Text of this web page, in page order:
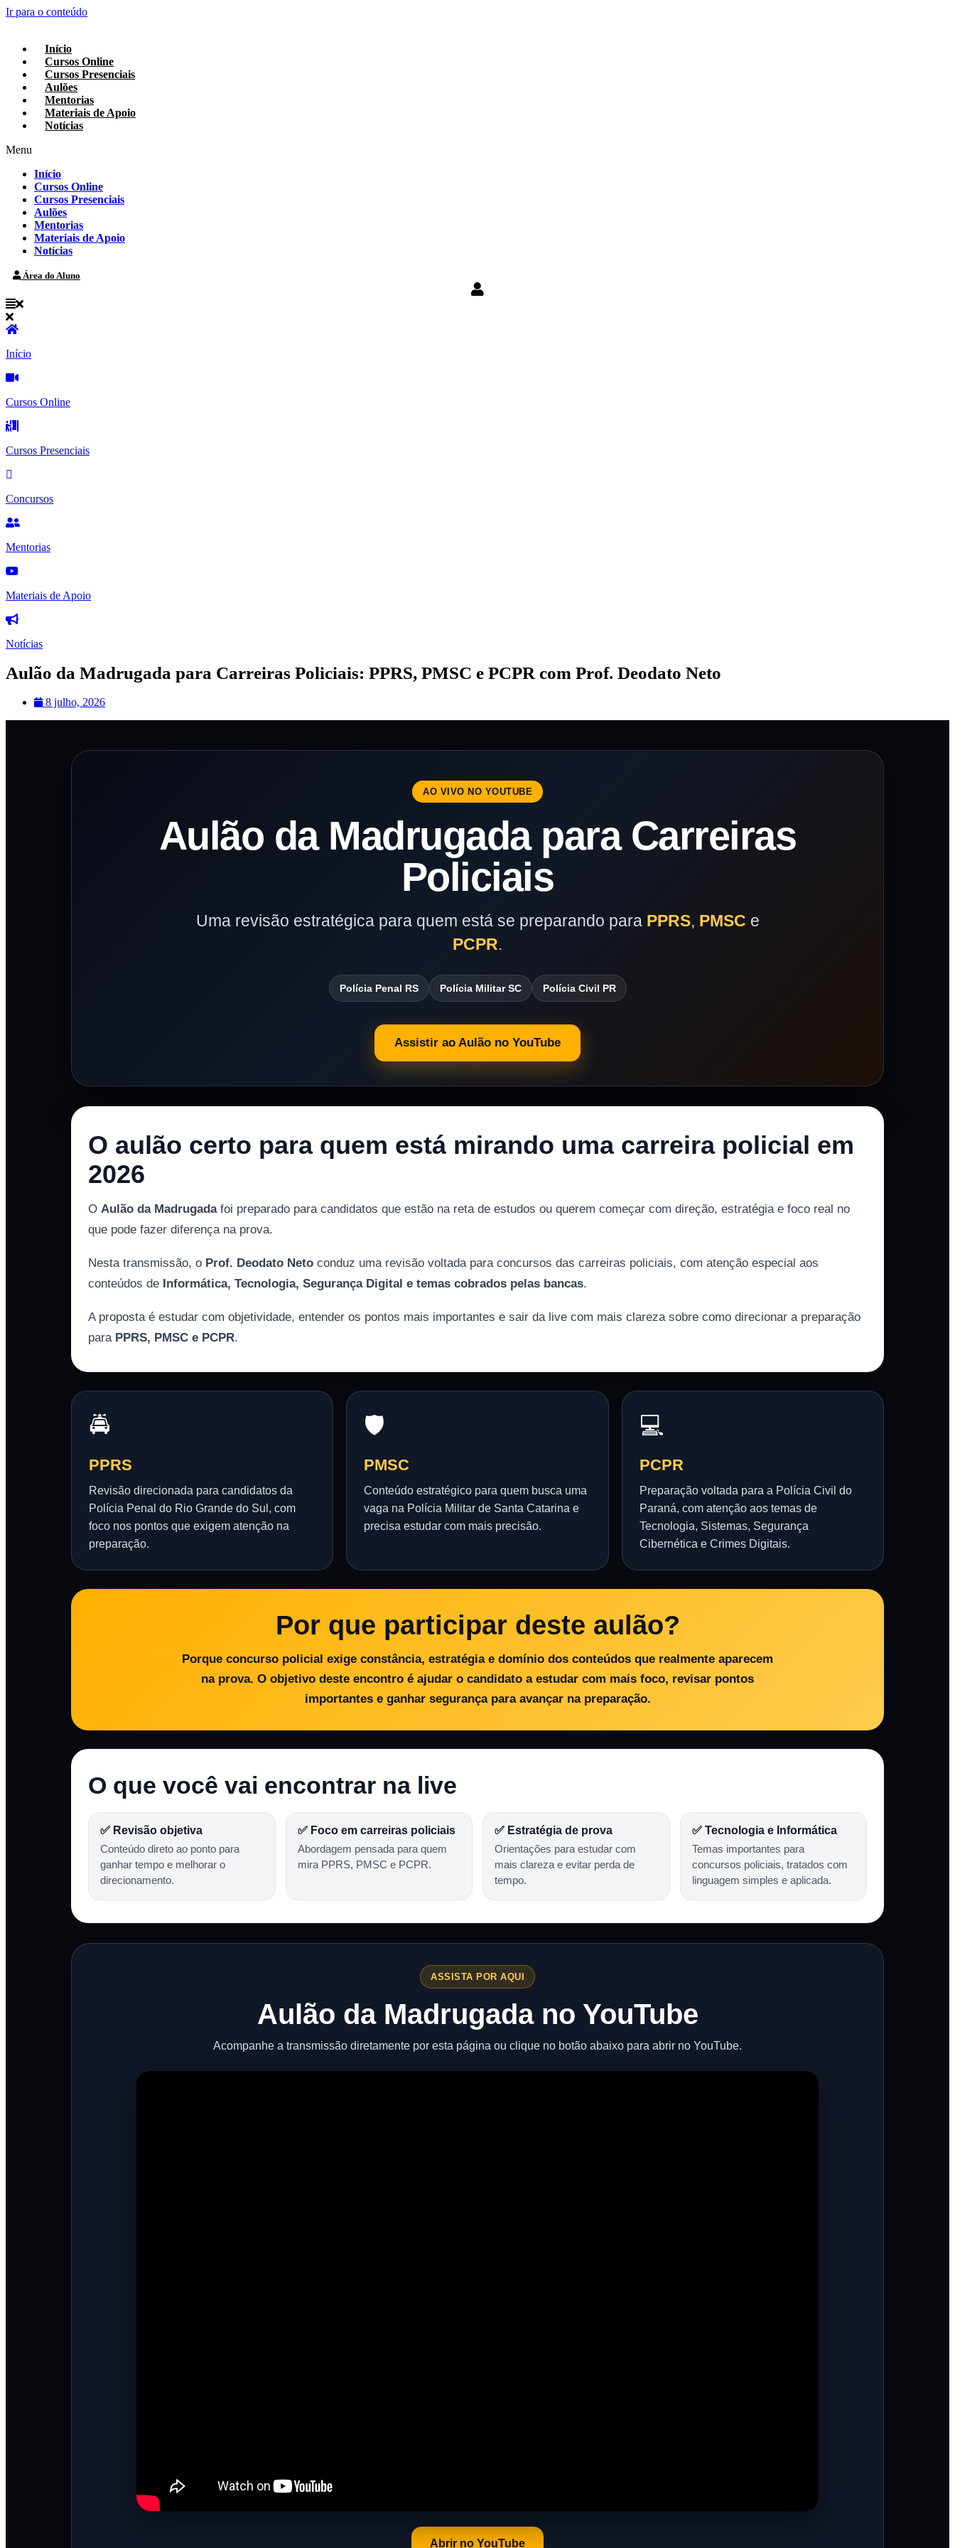
Ir para o conteúdo
Início
Cursos Online
Cursos Presenciais
Aulões
Mentorias
Materiais de Apoio
Notícias
Menu
Início
Cursos Online
Cursos Presenciais
Aulões
Mentorias
Materiais de Apoio
Notícias
Área do Aluno
Início
Cursos Online
Cursos Presenciais
Concursos
Mentorias
Materiais de Apoio
Notícias
Aulão da Madrugada para Carreiras Policiais: PPRS, PMSC e PCPR com Prof. Deodato Neto
8 julho, 2026
AO VIVO NO YOUTUBE
Aulão da Madrugada para Carreiras
Policiais
Uma revisão estratégica para quem está se preparando para PPRS, PMSC e
PCPR.
Polícia Penal RS Polícia Militar SC Polícia Civil PR
Assistir ao Aulão no YouTube
O aulão certo para quem está mirando uma carreira policial em
2026
O Aulão da Madrugadafoi preparado para candidatos que estão na reta de estudos ou querem começar com direção, estratégia e foco real no
que pode fazer diferença na prova.
Nesta transmissão, o Prof. Deodato Neto conduz uma revisão voltada para concursos das carreiras policiais, com atenção especial aos
conteúdos de Informática, Tecnologia, Segurança Digital e temas cobrados pelas bancas.
A proposta é estudar com objetividade, entender os pontos mais importantes e sair da live com mais clareza sobre como direcionar a preparação
para PPRS, PMSC e PCPR.
🚔
PPRS
Revisão direcionada para candidatos da
Polícia Penal do Rio Grande do Sul, com
foco nos pontos que exigem atenção na
preparação.
🛡️
PMSC
Conteúdo estratégico para quem busca uma
vaga na Polícia Militar de Santa Catarina e
precisa estudar com mais precisão.
💻
PCPR
Preparação voltada para a Polícia Civil do
Paraná, com atenção aos temas de
Tecnologia, Sistemas, Segurança
Cibernética e Crimes Digitais.
Por que participar deste aulão?
Porque concurso policial exige constância, estratégia e domínio dos conteúdos que realmente aparecem
na prova. O objetivo deste encontro é ajudar o candidato a estudar com mais foco, revisar pontos
importantes e ganhar segurança para avançar na preparação.
O que você vai encontrar na live
✅ Revisão objetiva
Conteúdo direto ao ponto para
ganhar tempo e melhorar o
direcionamento.
✅ Foco em carreiras policiais
Abordagem pensada para quem
mira PPRS, PMSC e PCPR.
✅ Estratégia de prova
Orientações para estudar com
mais clareza e evitar perda de
tempo.
✅ Tecnologia e Informática
Temas importantes para
concursos policiais, tratados com
linguagem simples e aplicada.
ASSISTA POR AQUI
Aulão da Madrugada no YouTube
Acompanhe a transmissão diretamente por esta página ou clique no botão abaixo para abrir no YouTube.
Abrir no YouTube